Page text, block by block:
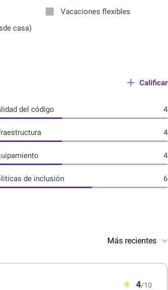
Vacaciones flexibles
casa)
Calificar
del código 4
4
4
de inclusión 6
Más recientes
4/10